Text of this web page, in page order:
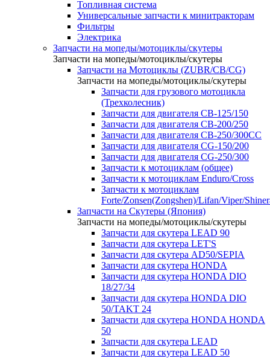
Топливная система
Универсальные запчасти к минитракторам
Фильтры
Электрика
Запчасти на мопеды/мотоциклы/скутеры
Запчасти на мопеды/мотоциклы/скутеры
Запчасти на Мотоциклы (ZUBR/CB/CG)
Запчасти на мопеды/мотоциклы/скутеры
Запчасти для грузового мотоцикла
(Трехколесник)
Запчасти для двигателя CB-125/150
Запчасти для двигателя CB-200/250
Запчасти для двигателя CB-250/300СС
Запчасти для двигателя CG-150/200
Запчасти для двигателя CG-250/300
Запчасти к мотоциклам (общее)
Запчасти к мотоциклам Enduro/Cross
Запчасти к мотоциклам
Forte/Zonsen(Zongshen)/Lifan/Viper/
Запчасти на Скутеры (Япония)
Запчасти на мопеды/мотоциклы/скутеры
Запчасти для скутера LEAD 90
Запчасти для скутера LET'S
Запчасти для скутера AD50/SEPIA
Запчасти для скутера HONDA
Запчасти для скутера HONDA DIO
18/27/34
Запчасти для скутера HONDA DIO
50/TAKT 24
Запчасти для скутера HONDA HONDA
50
Запчасти для скутера LEAD
Запчасти для скутера LEAD 50